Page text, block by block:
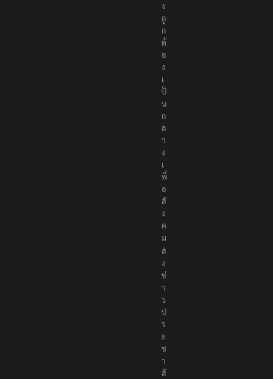
ง
ถู
ก
ต้
อ
ง
เ
ป็
น
ก
ล
า
ง
เ
พื่
อ
สั
ง
ค
ม
ส่
ง
ข่
า
ว
ป
ร
ะ
ช
า
สั